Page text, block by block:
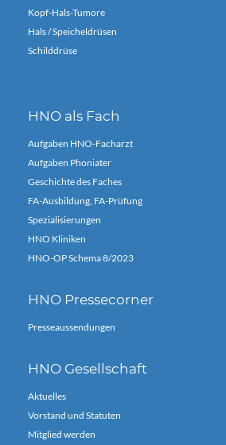
Kopf-Hals-Tumore
Hals / Speicheldrüsen
Schilddrüse
HNO als Fach
Aufgaben HNO-Facharzt
Aufgaben Phoniater
Geschichte des Faches
FA-Ausbildung, FA-Prüfung
Spezialisierungen
HNO Kliniken
HNO-OP Schema 8/2023
HNO Pressecorner
Presseaussendungen
HNO Gesellschaft
Aktuelles
Vorstand und Statuten
Mitglied werden